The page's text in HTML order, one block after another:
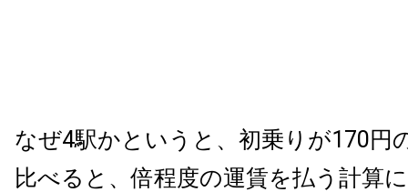
なぜ4駅かというと、初乗りが170円
比べると、倍程度の運賃を払う計算